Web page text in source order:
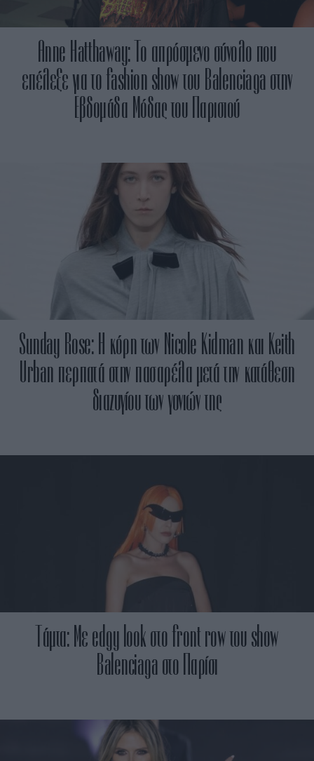
Anne Hatthaway: Το απρόσμενο σύνολο που
επέλεξε για το fashion show του Balenciaga στην
Εβδομάδα Μόδας του Παρισιού
Sunday Rose: Η κόρη των Nicole Kidman και Keith
Urban περπατά στην πασαρέλα μετά την κατάθεση
διαζυγίου των γονιών της
Τάμτα: Με edgy look στο front row του show
Balenciaga στο Παρίσι